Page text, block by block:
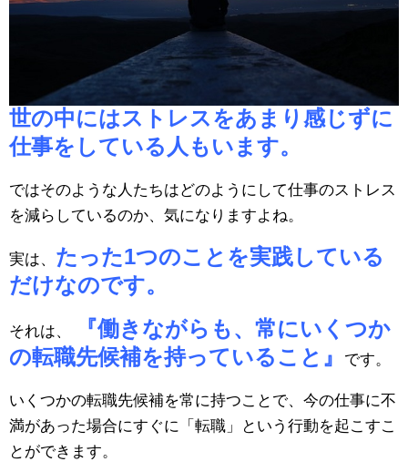
世の中にはストレスをあまり感じずに
仕事をしている人もいます。
ではそのような人たちはどのようにして仕事のストレス
を減らしているのか、気になりますよね。
実は、 たった1つのことを実践している
だけなのです。
それは、
『働きながらも、常にいくつか
の転職先候補を持っていること』
です。
いくつかの転職先候補を常に持つことで、今の仕事に不
満があった場合にすぐに「転職」という行動を起こすこ
とができます。